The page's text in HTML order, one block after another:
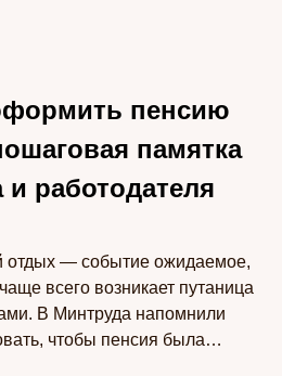
пенсию
памятка
и работодателя
отдых — событие ожидаемое,
всего возникает путаница
В Минтруда напомнили
чтобы пенсия была